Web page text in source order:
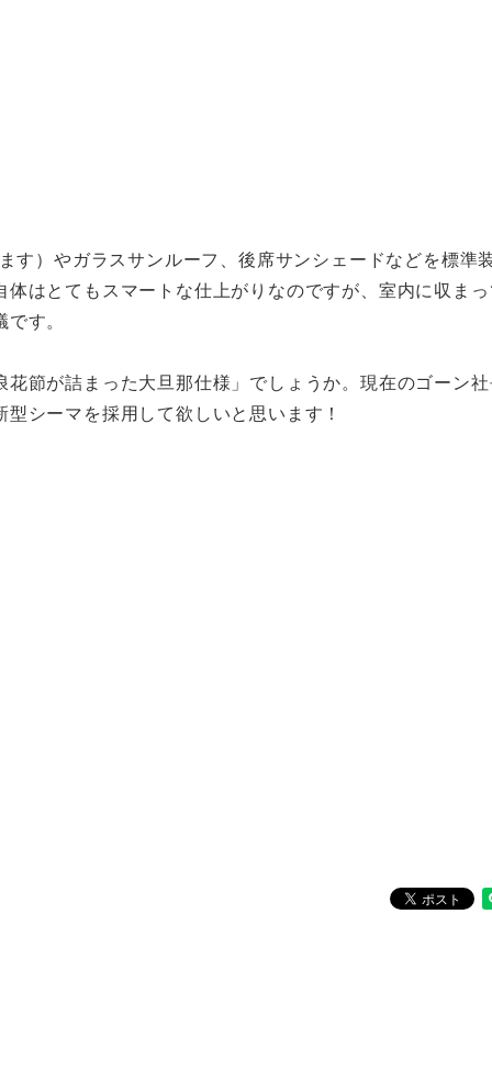
）やガラスサンルーフ、後席サンシェードなどを標準装
はとてもスマートな仕上がりなのですが、室内に収まっ
す。
節が詰まった大旦那仕様」でしょうか。現在のゴーン
シーマを採用して欲しいと思います！